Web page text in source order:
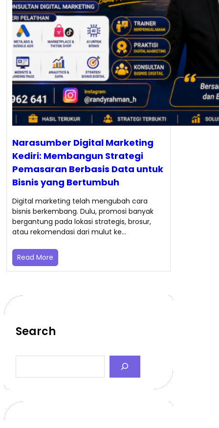
Narasumber Digital Marketing
Kediri: Membangun Strategi
Pemasaran Berbasis Data untuk
Bisnis yang Bertumbuh
Digital marketing telah mengubah cara
bisnis berkembang. Dulu, promosi banyak
bergantung pada lokasi strategis, brosur,
atau rekomendasi dari mulut ke…
Read More
Search
a
c